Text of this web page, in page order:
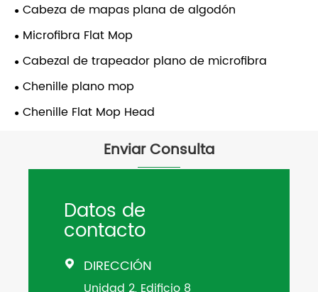
Cabeza de mapas plana de algodón
Microfibra Flat Mop
Cabezal de trapeador plano de microfibra
Chenille plano mop
Chenille Flat Mop Head
Enviar Consulta
Datos de
contacto
 DIRECCIÓN